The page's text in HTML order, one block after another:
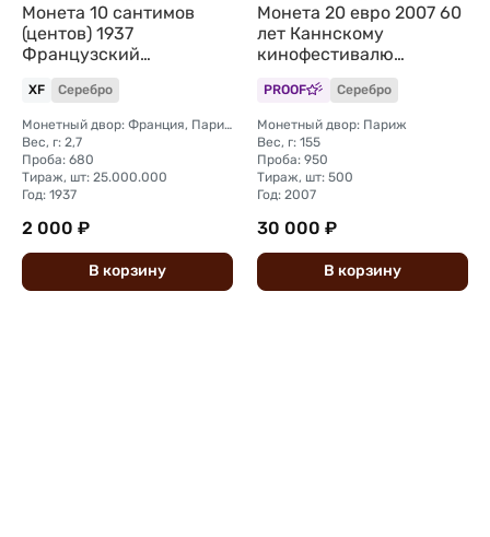
Монета 10 сантимов
(центов) 1937
Французский
Индокитай
XF Серебро
Монетный двор: Франция, Париж
Вес, г: 2,7
Проба: 680
Тираж, шт: 25.000.000
Год: 1937
2 000 ₽
В корзину
Монета 20 евро 2007 60
лет Каннскому
кинофестивалю
Франция
PROOF Серебро
Монетный двор: Париж
Вес, г: 155
Проба: 950
Тираж, шт: 500
Год: 2007
30 000 ₽
В корзину